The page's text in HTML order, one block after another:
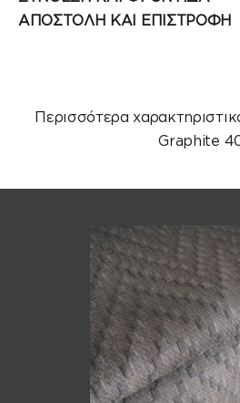
ΑΠΟΣΤΟΛΗ ΚΑΙ ΕΠΙΣΤΡΟΦΗ
Περισσότερα
Graphite